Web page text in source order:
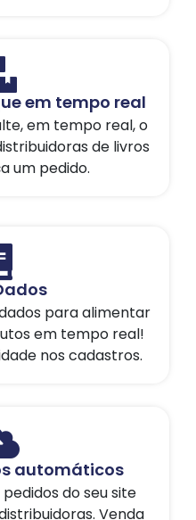
em tempo real
em tempo real, o
de livros
um pedido.
para alimentar
em tempo real!
nos cadastros.
automáticos
do seu site
Venda